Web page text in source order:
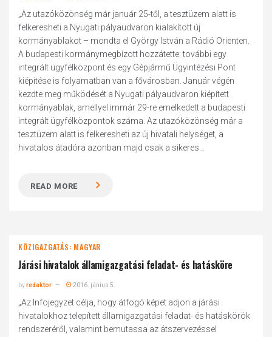
„Az utazóközönség már január 25-től, a tesztüzem alatt is
felkeresheti a Nyugati pályaudvaron kialakított új
kormányablakot – mondta el György István a Rádió Orienten.
A budapesti kormánymegbízott hozzátette: további egy
integrált ügyfélközpont és egy Gépjármű Ügyintézési Pont
kiépítése is folyamatban van a fővárosban. Január végén
kezdte meg működését a Nyugati pályaudvaron kiépített
kormányablak, amellyel immár 29-re emelkedett a budapesti
integrált ügyfélközpontok száma. Az utazóközönség már a
tesztüzem alatt is felkeresheti az új hivatali helységet, a
hivatalos átadóra azonban majd csak a sikeres...
READ MORE
KÖZIGAZGATÁS: MAGYAR
Járási hivatalok államigazgatási feladat- és hatásköre
byredaktor 2016. június 5.
„Az Infojegyzet célja, hogy átfogó képet adjon a járási
hivatalokhoz telepített államigazgatási feladat- és hatáskörök
rendszeréről, valamint bemutassa az átszervezéssel